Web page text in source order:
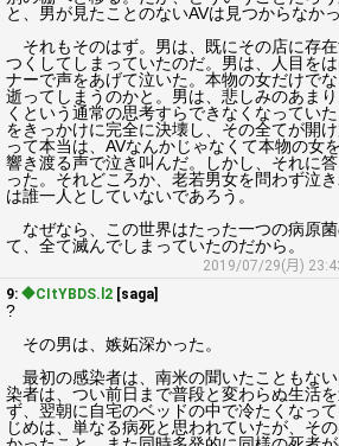
と、男が見たことのないAVは見つからなかっ
それもそのはず。男は、既にその店に存
つくしてしまっていたのだ。男は、人目を
ナーで声をあげて泣いた。本物の女だけで
逝ってしまうのかと。男は、悲しみのあま
くという通常の思考すらできなくなってい
をきっかけに完全に決壊し、その全てが開
って本当は、AVなんかじゃなくて本物の女
響き渡る声で泣き叫んだ。しかし、それに
った。それどころか、老若男女を問わず泣
は誰一人としていないであろう。
なぜなら、この世界はたった一つの病原
て、全て滅んでしまっていたのだから。
2019/07/29(月)
9: ◆CItYBDS.l2 [saga]
?
その男は、嫉妬深かった。
最初の感染者は、南米の聞いたこともな
染者は、つい前日まで普段と変わらぬ生活
ず、翌朝に自宅のベッドの中で冷たくなっ
じめは、単なる病死と思われていたが、そ